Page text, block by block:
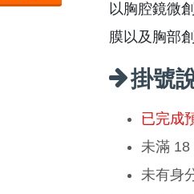
以胸腔鏡微
膜以及胸部
掛號
已完成
未滿 18
未有身